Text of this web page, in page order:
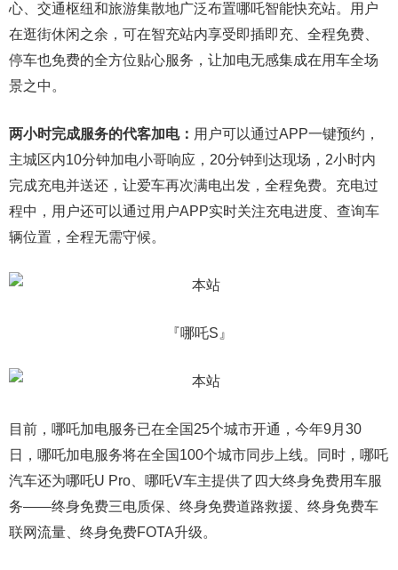
心、交通枢纽和旅游集散地广泛布置哪吒智能快充站。用户
在逛街休闲之余，可在智充站内享受即插即充、全程免费、
停车也免费的全方位贴心服务，让加电无感集成在用车全场
景之中。
两小时完成服务的代客加电： 用户可以通过APP一键预约，
主城区内10分钟加电小哥响应，20分钟到达现场，2小时内
完成充电并送还，让爱车再次满电出发，全程免费。充电过
程中，用户还可以通过用户APP实时关注充电进度、查询车
辆位置，全程无需守候。
『哪吒S 』
目前，哪吒加电服务已在全国25个城市开通，今年9月30
日，哪吒加电服务将在全国100个城市同步上线。同时，哪吒
汽车还为哪吒U Pro、哪吒V车主提供了四大终身免费用车服
务――终身免费三电质保、终身免费道路救援、终身免费车
联网流量、终身免费FOTA升级。